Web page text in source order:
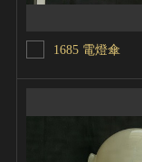
1685 電燈傘